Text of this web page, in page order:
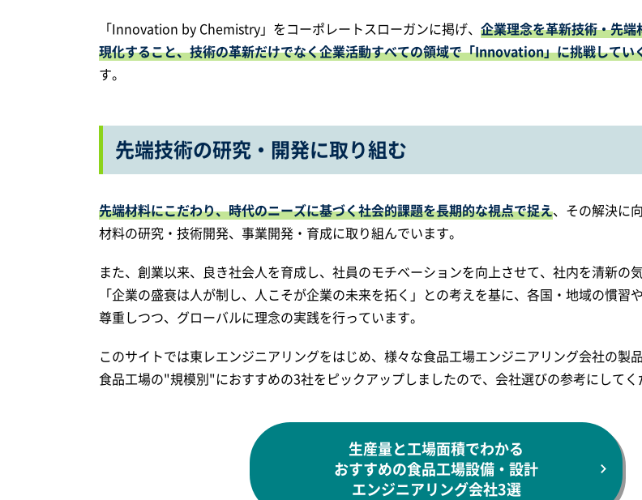
「Innovation by Chemistry」をコーポレートスローガンに掲げ、 企業理念を革新技術・先
現化すること、技術の革新だけでなく企業活動すべての領域で「Innovation」に挑戦してい
す。
先端技術の研究・開発に取り組む
先端材料にこだわり、時代のニーズに基づく社会的課題を長期的な視点で捉え、その解決に
材料の研究・技術開発、事業開発・育成に取り組んでいます。
また、創業以来、良き社会人を育成し、社員のモチベーションを向上させて、社内を清新の
「企業の盛衰は人が制し、人こそが企業の未来を拓く」との考えを基に、各国・地域の慣習
尊重しつつ、グローバルに理念の実践を行っています。
このサイトでは東レエンジニアリングをはじめ、様々な食品工場エンジニアリング会社の製
食品工場の"規模別"におすすめの3社をピックアップしましたので、会社選びの参考にしてく
生産量と工場面積でわかる
おすすめの食品工場設備・設計
エンジニアリング会社3選